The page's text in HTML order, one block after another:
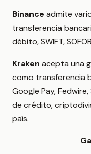
Binance admite
transferencia
débito, SWIFT,
Kraken acepta una
como transferencia
Google Pay,
de crédito,
país.